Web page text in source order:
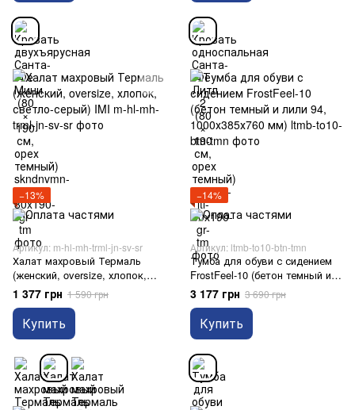
−13%
Артикул: m-hl-mh-trml-jn-sv-sr
Халат махровый Термаль
(женский, oversize, хлопок,
светло-серый) IMI
1 377 грн 1 590 грн
Купить
−14%
Артикул: ltmb-to10-btn-tmn
Тумба для обуви с сидением
FrostFeel-10 (бетон темный и
лили 94, 1000х385х760 мм)
3 177 грн 3 690 грн
Купить